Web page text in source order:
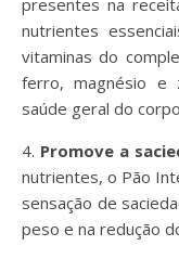
presentes na
nutrientes
vitaminas do
ferro, magnésio e
saúde geral do
4. Promove a
nutrientes, o Pão
sensação de
peso e na redução